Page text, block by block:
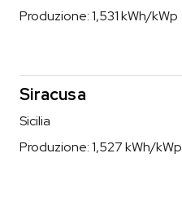
Produzione:1,531kWh/kWp
Siracusa
Sicilia
Produzione:1,527kWh/kWp